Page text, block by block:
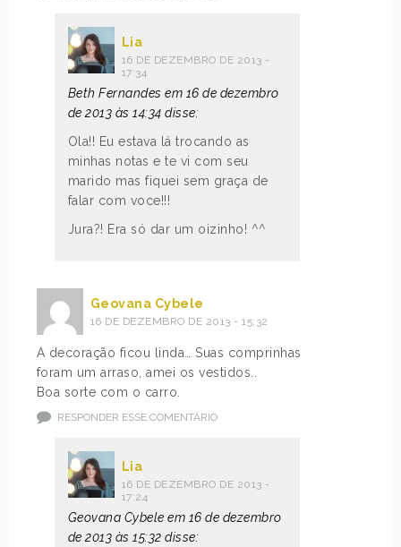
Lia
16 DE DEZEMBRO DE 2013 -
17:34
Beth Fernandes em 16 de dezembro
de 2013 às 14:34 disse:
Ola!! Eu estava lá trocando as
minhas notas e te vi com seu
marido mas fiquei sem graça de
falar com voce!!!
Jura?! Era só dar um oizinho! ^^
Geovana Cybele
16 DE DEZEMBRO DE 2013 - 15:32
A decoração ficou linda… Suas comprinhas
foram um arraso, amei os vestidos..
Boa sorte com o carro.
RESPONDER ESSE COMENTÁRIO
Lia
16 DE DEZEMBRO DE 2013 -
17:24
Geovana Cybele em 16 de dezembro
de 2013 às 15:32 disse: